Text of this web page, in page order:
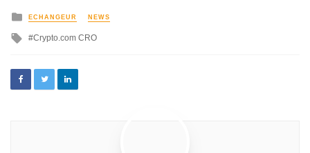
ECHANGEUR NEWS
Crypto.com CRO